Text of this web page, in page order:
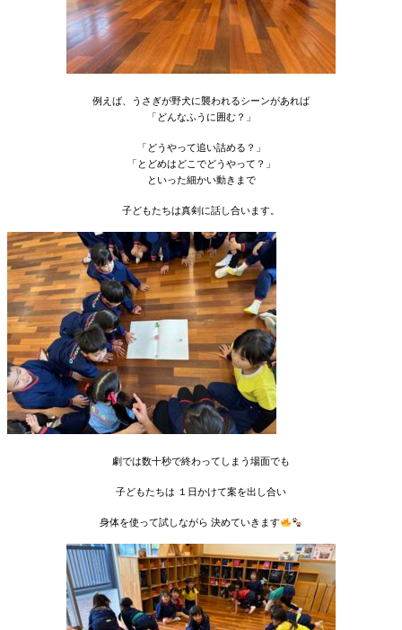
例えば、うさぎが野犬に襲われるシーンがあれば
「どんなふうに囲む？」
「どうやって追い詰める？」
「とどめはどこでどうやって？」
といった細かい動きまで
子どもたちは真剣に話し合います。
劇では数十秒で終わってしまう場面でも
子どもたちは １日かけて案を出し合い
身体を使って試しながら 決めていきます